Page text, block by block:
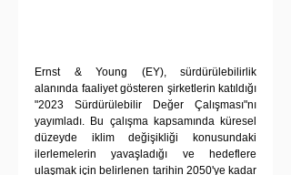
Ernst & Young (EY), sürdürülebilirlik
alanında faaliyet gösteren şirketlerin katıldığı
"2023 Sürdürülebilir Değer Çalışması"nı
yayımladı. Bu çalışma kapsamında küresel
düzeyde iklim değişikliği konusundaki
ilerlemelerin yavaşladığı ve hedeflere
ulaşmak için belirlenen tarihin 2050'ye kadar